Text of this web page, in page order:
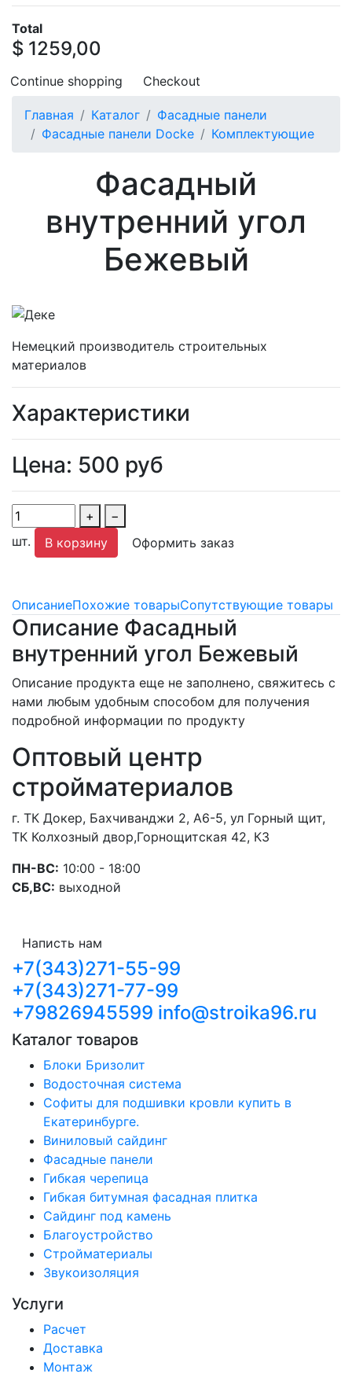
Total
$ 1259,00
Continue shopping Checkout
Главная Каталог
Фасадные панели
Фасадные панели Docke
Комплектующие
Фасадный
внутренний угол
Бежевый
Немецкий производитель строительных
материалов
Характеристики
Цена: 500 руб
+
−
шт.
В корзину Оформить заказ
ОписаниеПохожие товарыСопутствующие товары
Описание Фасадный
внутренний угол Бежевый
Описание продукта еще не заполнено, свяжитесь с
нами любым удобным способом для получения
подробной информации по продукту
Оптовый центр
стройматериалов
г. ТК Докер, Бахчиванджи 2, А6-5, ул Горный щит,
ТК Колхозный двор,Горнощитская 42, К3
ПН-ВС: 10:00 - 18:00
СБ,ВС: выходной
Написть нам
+7(343)271-55-99
+7(343)271-77-99
+79826945599 info@stroika96.ru
Каталог товаров
Блоки Бризолит
Водосточная система
Софиты для подшивки кровли купить в
Екатеринбурге.
Виниловый сайдинг
Фасадные панели
Гибкая черепица
Гибкая битумная фасадная плитка
Сайдинг под камень
Благоустройство
Стройматериалы
Звукоизоляция
Услуги
Расчет
Доставка
Монтаж